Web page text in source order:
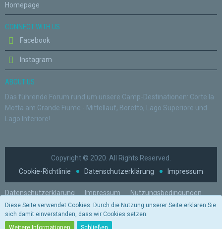
Homepage
CONNECT WITH US
Facebook
Instagram
ABOUT US
Das führende Forum rund um unsere Camp-Destinationen: Corte la
Motta am Grande Fiume - Mittellauf, Boretto, Lago Superiore und
Lago Inferiore!
Copyright © 2020. All Rights Reserved.
Cookie-Richtlinie
Datenschutzerklärung Impressum
Datenschutzerklärung Impressum Nutzungsbedingungen
Stil von:ForoStyle
Stil ändern
Diese Seite verwendet Cookies. Durch die Nutzung unserer Seite erklären Sie
sich damit einverstanden, dass wir Cookies setzen.
Weitere Informationen
Schließen